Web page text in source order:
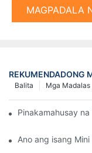
MAGPADALA
REKUMENDADONG
Mga Madalas
Balita
Pinakamahusay
Ano ang isang